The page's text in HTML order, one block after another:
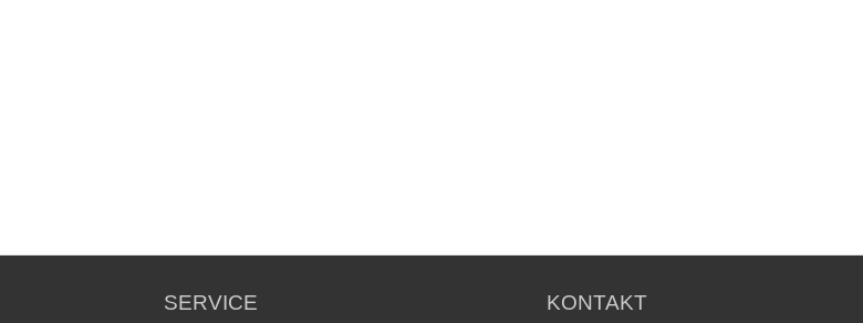
SERVICE KONTAKT